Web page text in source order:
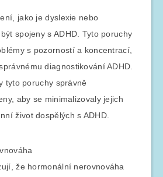
jako je dyslexie nebo
spojeny s ADHD. Tyto poruchy
s pozorností a koncentrací,
diagnostikování ADHD.
tyto poruchy správně
aby se minimalizovaly jejich
život dospělých s ADHD.
že hormonální nerovnováha